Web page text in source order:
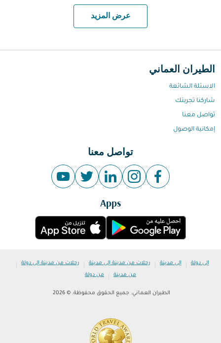
عرض المزيد
الطيران العماني
الاسئلة الشائعة
شاركنا تجربتك
تواصل معنا
إمكانية الوصول
تواصل معنا
Apps
إلى دولة | إلى مدينة | رحلات من مدينة إلى مدينة | رحلات من مدينة إلى دولة |
من مدينة | من دولة
الطيران العماني. جميع الحقوق محفوظة. © 2026